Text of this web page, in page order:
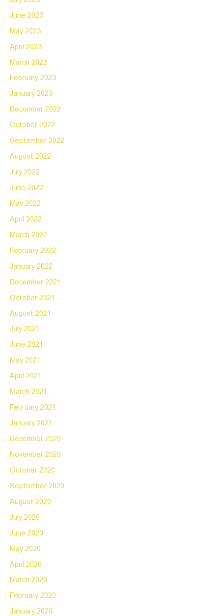
June 2023
May 2023
April 2023
March 2023
February 2023
January 2023
December 2022
October 2022
September 2022
August 2022
July 2022
June 2022
May 2022
April 2022
March 2022
February 2022
January 2022
December 2021
October 2021
August 2021
July 2021
June 2021
May 2021
April 2021
March 2021
February 2021
January 2021
December 2020
November 2020
October 2020
September 2020
August 2020
July 2020
June 2020
May 2020
April 2020
March 2020
February 2020
January 2020